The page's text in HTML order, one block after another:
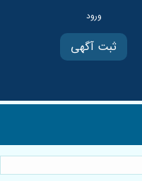
ثبت آگهی